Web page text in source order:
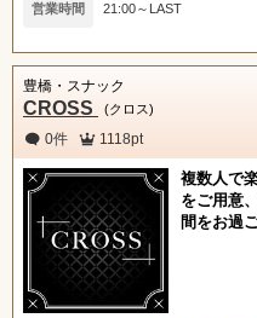
営業時間 21:00～LAST
豊橋・スナック
CROSS (クロス)
0件 1118pt
複数人で
をご用意
間をお過